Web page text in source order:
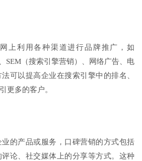
上利用各种渠道进行品牌推广，如
SEM（搜索引擎营销）、网络广告、电
可以提高企业在搜索引擎中的排名、
更多的客户。
的产品或服务，口碑营销的方式包括
论、社交媒体上的分享等方式。这种